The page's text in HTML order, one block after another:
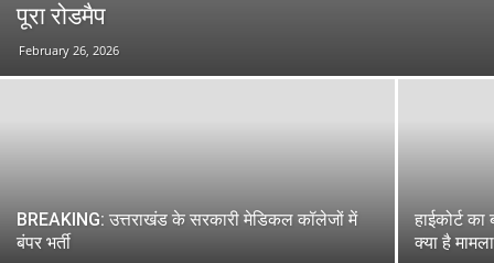
पूरा रोडमैप
February 26, 2026
BREAKING: उत्तराखंड के सरकारी मेडिकल कॉलेजों में
बंपर भर्ती
हाईकोर्ट
क्या है